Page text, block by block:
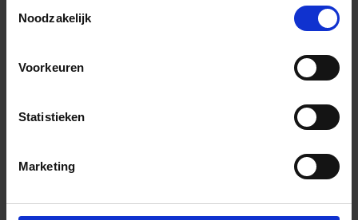
Noodzakelijk
Voorkeuren
Statistieken
Marketing